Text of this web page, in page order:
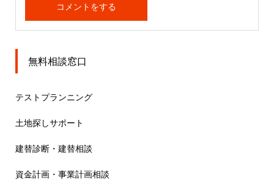
無料相談窓口
テストプランニング
土地探しサポート
建替診断・建替相談
資金計画・事業計画相談